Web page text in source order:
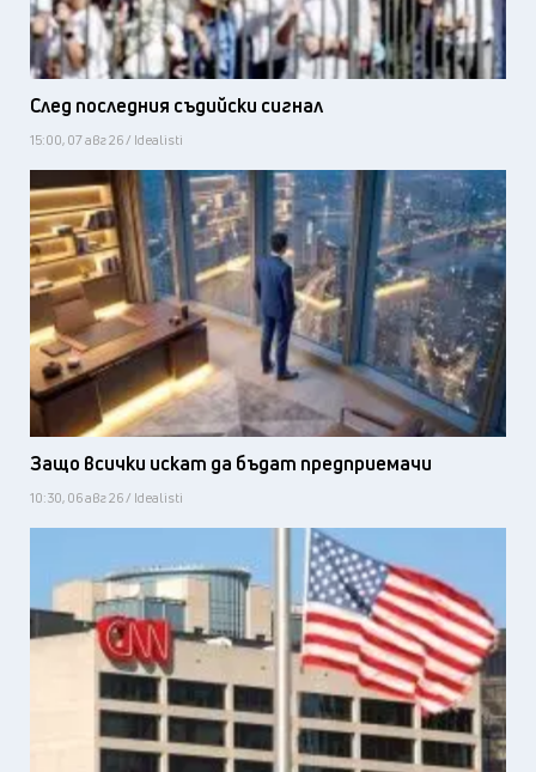
След последния съдийски сигнал
15:00, 07 авг 26 / Idealisti
Защо всички искат да бъдат предприемачи
10:30, 06 авг 26 / Idealisti